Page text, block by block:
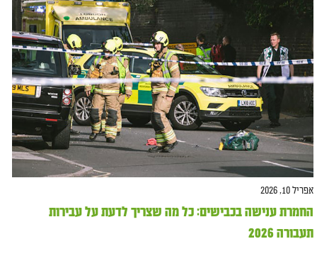
אפריל 10, 2026
החמרת ענישה בכבישים: כל מה שצריך לדעת על עבירות
תעבורה 2026